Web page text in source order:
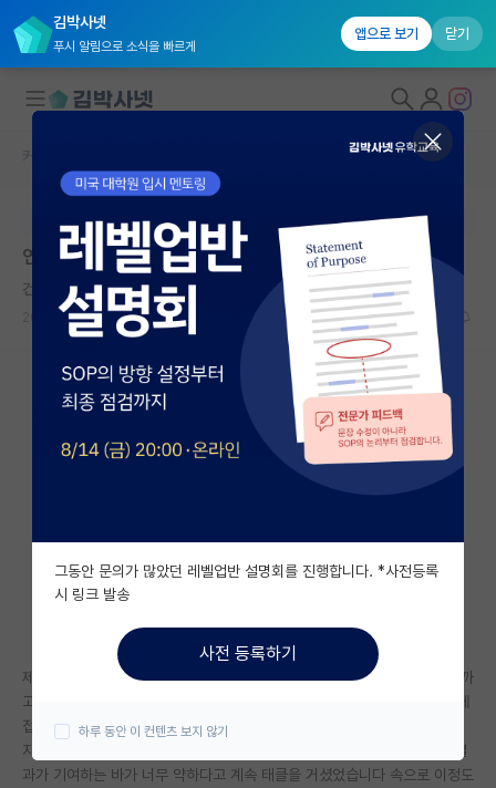
김박사넷
푸시 알림으로 소식을 빠르게
앱으로 보기 닫기
대학원생 모집
국내대학원 정보
연구실&오픈랩
커뮤니티
커뮤니티 홈
전체글보기
베스트 게시판
자유 게시판(아무개랩)
미국 유학 게시판
미국 대학원 합격 후기 게시판
대학원생 모집 게시판
연구실(PI) 홍보 게시판
커뮤니티 홈
본문이 수정되지 않는 박제글입니다.
연구실/교신 저자 입장에서 내기 쪽팔린 학회 초록
건강한 쇠렌 키르케고르
2025.04.01 35 11513
제 연구결과가 시원찮았는데 그래도 포맷에 맞춰서 써보고 무슨 피겨 넣을까
고민해보고 학회에 내보는 모든걸 경험해보고 싶어서 쥐어짜서 국내 학회에
접수했습니다 근데 과정 중에 잡음이 많았어요
지도교수님이 내지 말라는 얘기는 안하셨는데 데드라인 1시간 전까지 제 결
과가 기여하는 바가 너무 약하다고 계속 태클을 거셨었습니다 속으로 이정도
그동안 문의가 많았던 레벨업반 설명회를 진행합니다. *사전등록
시 링크 발송
사전 등록하기
하루 동안 이 컨텐츠 보지 않기